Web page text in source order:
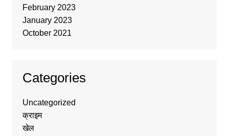
February 2023
January 2023
October 2021
Categories
Uncategorized
क्राइम
खेल